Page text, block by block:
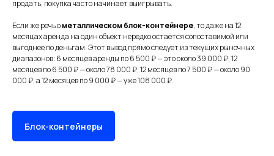
продать, покупка часто начинает выигрывать.
Если же речь ометаллическом блок-контейнере, то даже на 12
месяцах аренда на один объект нередко остаётся сопоставимой или
выгоднее по деньгам. Этот вывод прямо следует из текущих рыночных
диапазонов: 6 месяцев аренды по 6 500 ₽ — это около 39 000 ₽, 12
месяцев по 6 500 ₽ — около 78 000 ₽, 12 месяцев по 7 500 ₽ — около 90
000 ₽, а 12 месяцев по 9 000 ₽ — уже 108 000 ₽.
Блок-контейнеры